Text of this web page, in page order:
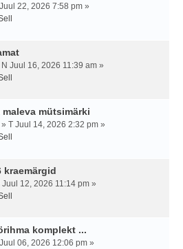
22, 2026 7:58 pm »
Juul 16, 2026 11:39 am »
mütsimärki
» T Juul 14, 2026 2:32 pm »
kraemärgid
Juul 12, 2026 11:14 pm »
komplekt ...
06, 2026 12:06 pm »